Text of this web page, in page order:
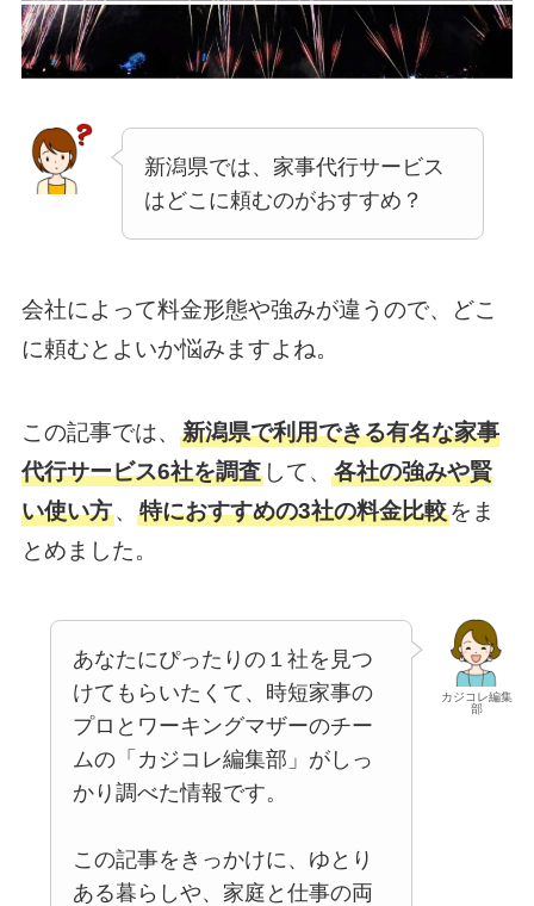
新潟県では、家事代行サービス
はどこに頼むのがおすすめ？
会社によって料金形態や強みが違うので、どこ
に頼むとよいか悩みますよね。
この記事では、 新潟県で利用できる有名な家事
代行サービス6社を調査して、 各社の強みや賢
い使い方、 特におすすめの3社の料金比較をま
とめました。
カジコレ編集
部
あなたにぴったりの１社を見つ
けてもらいたくて、時短家事の
プロとワーキングマザーのチー
ムの「カジコレ編集部」がしっ
かり調べた情報です。
この記事をきっかけに、ゆとり
ある暮らしや、家庭と仕事の両